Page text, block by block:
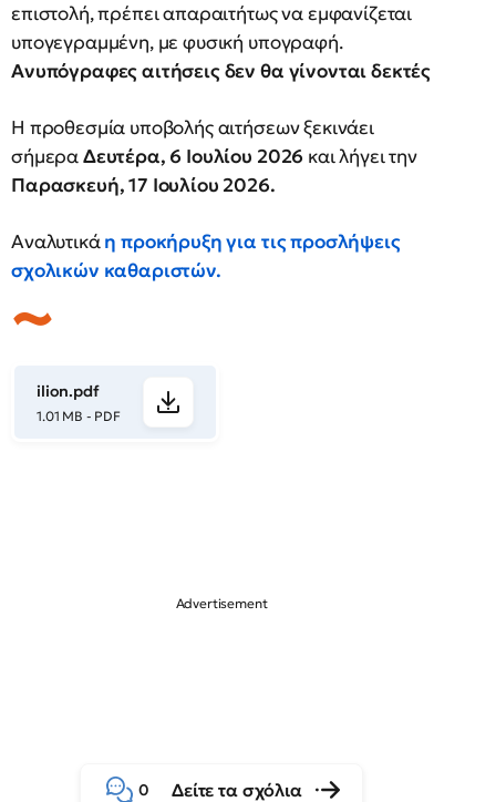
επιστολή, πρέπει απαραιτήτως να εμφανίζεται
υπογεγραμμένη, με φυσική υπογραφή.
Ανυπόγραφες αιτήσεις δεν θα γίνονται δεκτές
Η προθεσμία υποβολής αιτήσεων ξεκινάει
σήμεραΔευτέρα, 6 Ιουλίου 2026 και λήγει την
Παρασκευή, 17 Ιουλίου 2026.
Αναλυτικάη προκήρυξη για τις προσλήψεις
σχολικών καθαριστών.
ilion.pdf
1.01 MB - PDF
0 Δείτε τα σχόλια